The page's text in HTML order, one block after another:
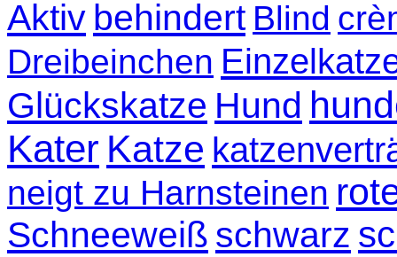
Aktiv behindert Blind
Dreibeinchen
Glückskatze Hund
Kater Katze
neigt zu Harnsteinen
Schneeweiß schwarz